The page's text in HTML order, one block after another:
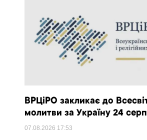
ВРЦіРО закликає до
молитви за Україну 24
07.08.2026 17:53